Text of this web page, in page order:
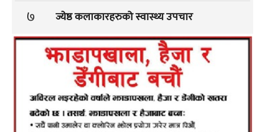
७ ज्येष्ठ कलाकारहरुको स्वास्थ्य उपचार